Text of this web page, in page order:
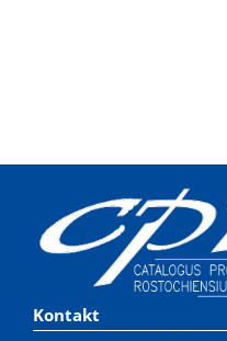
Kontakt